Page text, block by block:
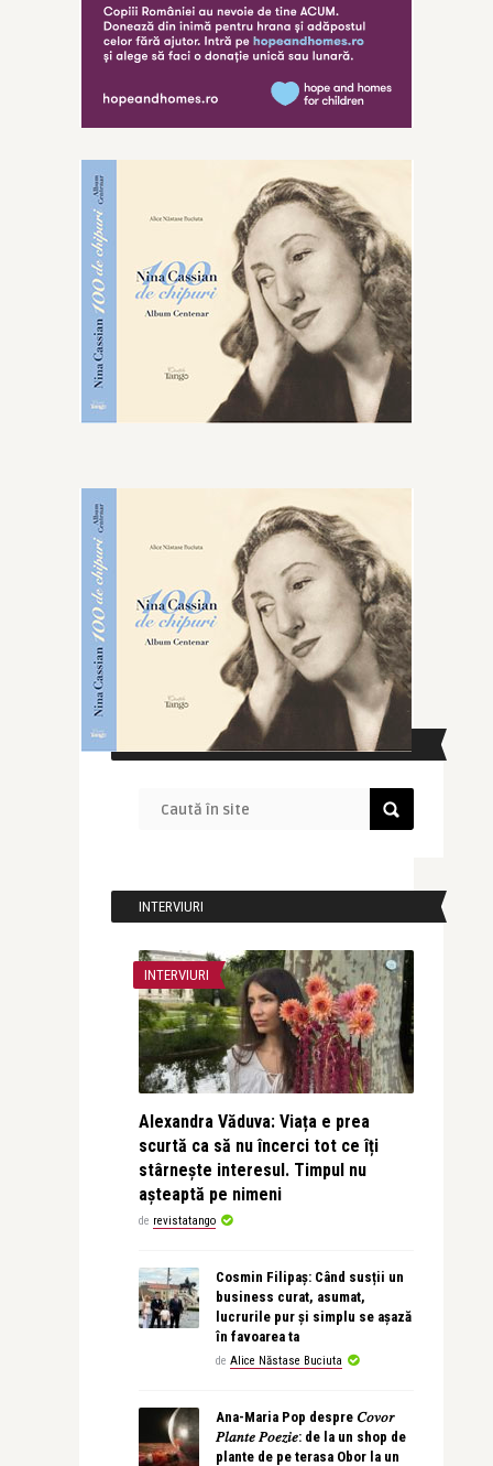
CAUTĂ ÎN SITE
INTERVIURI
INTERVIURI
Alexandra Văduva: Viața e prea
scurtă ca să nu încerci tot ce îți
stârnește interesul. Timpul nu
așteaptă pe nimeni
de revistatango
Cosmin Filipaș: Când susții un
business curat, asumat,
lucrurile pur și simplu se așază
în favoarea ta
de Alice Năstase Buciuta
Ana-Maria Pop despre 𝐶𝑜𝑣𝑜𝑟
𝑃𝑙𝑎𝑛𝑡𝑒 𝑃𝑜𝑒𝑧𝑖𝑒: de la un shop de
plante de pe terasa Obor la un